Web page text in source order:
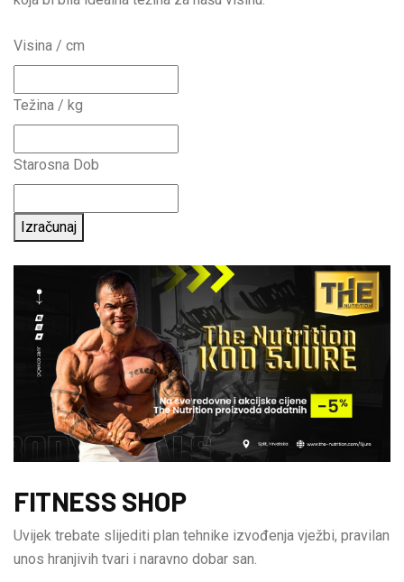
Visina / cm
Težina / kg
Starosna Dob
Izračunaj
FITNESS SHOP
Uvijek trebate slijediti plan tehnike izvođenja vježbi, pravilan
unos hranjivih tvari i naravno dobar san.